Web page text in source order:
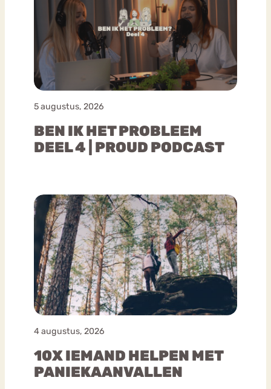
5 augustus, 2026
BEN IK HET PROBLEEM
DEEL 4 | PROUD PODCAST
4 augustus, 2026
10X IEMAND HELPEN MET
PANIEKAANVALLEN